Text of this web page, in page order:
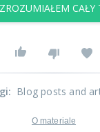
ZROZUMIAŁEM CAŁY
: Blog posts and
O materiale